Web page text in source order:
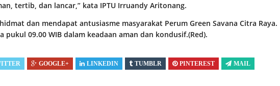
tertib, dan lancar,” kata IPTU Irruandy Aritonang.
dan mendapat antusiasme masyarakat Perum Green Savana Citra Raya.
pukul 09.00 WIB dalam keadaan aman dan kondusif.(Red).
GOOGLE+ LINKEDIN TUMBLR PINTEREST MAIL